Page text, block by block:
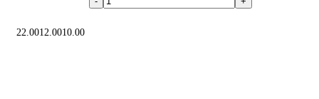
22.0012.0010.00